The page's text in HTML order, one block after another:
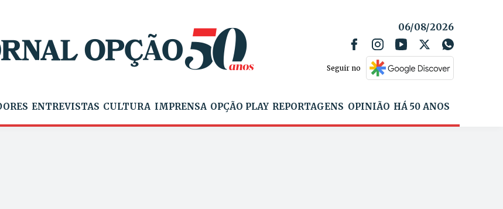
06/08/2026
Seguir no
ENTREVISTAS CULTURA IMPRENSA OPÇÃO PLAY REPORTAGENS OPINIÃO HÁ 50 ANOS